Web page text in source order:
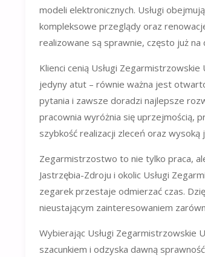
modeli elektronicznych. Usługi
kompleksowe przeglądy oraz
realizowane są sprawnie, często już
Klienci cenią Usługi
jedyny atut – równie ważna jest
pytania i zawsze doradzi najlepsze
pracownia wyróżnia się uprzejmością,
szybkość realizacji zleceń oraz wysoką
Zegarmistrzostwo to nie tylko praca,
Jastrzębia-Zdroju i okolic Usługi
zegarek przestaje odmierzać czas.
nieustającym zainteresowaniem
Wybierając Usługi Zegarmistrzowskie
szacunkiem i odzyska dawną